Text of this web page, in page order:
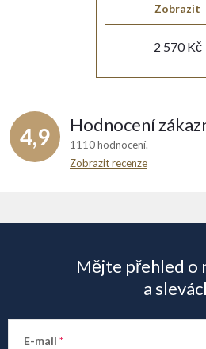
2 570 Kč
Zobrazit
4,9 Hodnocení
1110 hodnocení
Zobrazit recenze
a
Mějte přehled o
a
E-mail